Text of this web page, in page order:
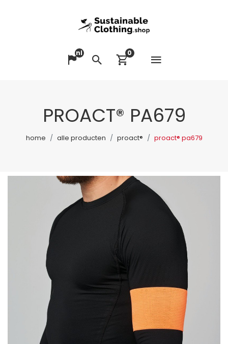
Taal veranderen
nl
ZoekenWinkelwagen
0
PROACT® PA679
home alle producten proact® proact® pa679